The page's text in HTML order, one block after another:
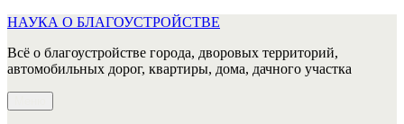
Перейти
содержимому
НАУКА О БЛАГОУСТРОЙСТВЕ
Всё о благоустройстве города, дворовых территорий,
автомобильных дорог, квартиры, дома, дачного участка